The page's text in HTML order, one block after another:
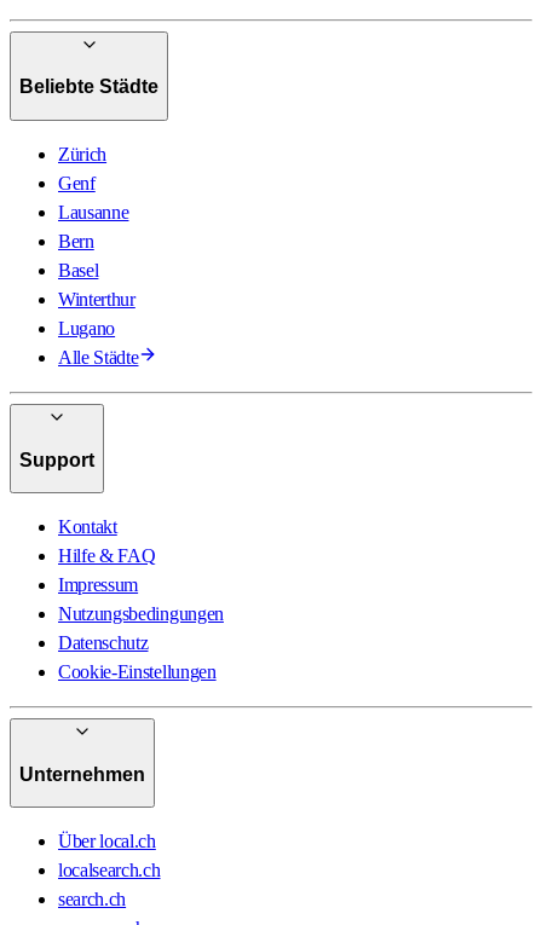
Beliebte Städte
Zürich
Genf
Lausanne
Bern
Basel
Winterthur
Lugano
Alle Städte
Support
Kontakt
Hilfe & FAQ
Impressum
Nutzungsbedingungen
Datenschutz
Cookie-Einstellungen
Unternehmen
Über local.ch
localsearch.ch
search.ch